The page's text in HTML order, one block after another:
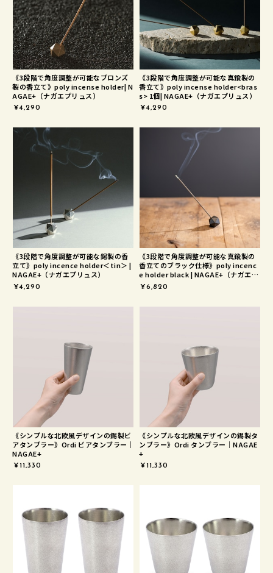
《3段階で角度調整が可能なブロンズ
製の香立て》poly incense holder| N
AGAE+（ナガエプリュス）
¥4,290
《3段階で角度調整が可能な真鍮製の
香立て》poly incense holder<bras
s> 1個| NAGAE+（ナガエプリュス）
¥4,290
《3段階で角度調整が可能な錫製の香
立て》poly incence holder＜tin＞ |
NAGAE+（ナガエプリュス）
¥4,290
《3段階で角度調整が可能な真鍮製の
香立てのブラック仕様》poly incenc
e holder black | NAGAE+（ナガエプ
リュス）
¥6,820
《シンプルな北欧風デザインの錫製ビ
アタンブラー》Ordi ビアタンブラー｜
NAGAE+
¥11,330
《シンプルな北欧風デザインの錫製タ
ンブラー》Ordi タンブラー｜NAGAE
+
¥11,330